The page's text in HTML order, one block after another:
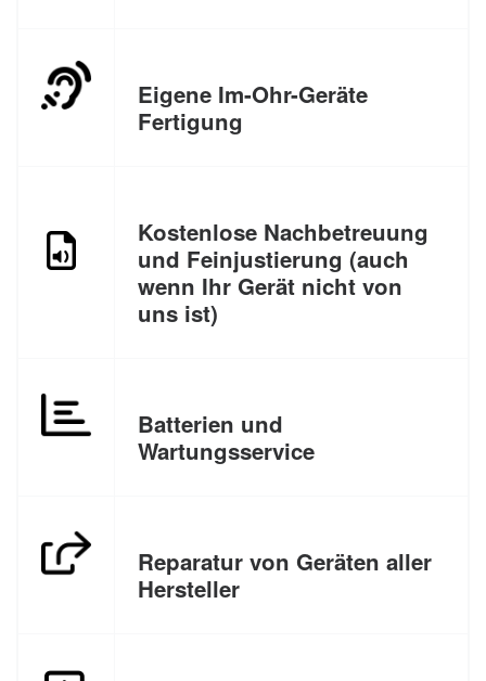
Eigene Im-Ohr-Geräte
Fertigung
Kostenlose Nachbetreuung
und Feinjustierung (auch
wenn Ihr Gerät nicht von
uns ist)
Batterien und
Wartungsservice
Reparatur von Geräten aller
Hersteller